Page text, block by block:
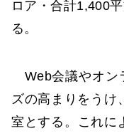
ロア・合計1,400
る。
Web会議やオン
ズの高まりをうけ
室とする。これに